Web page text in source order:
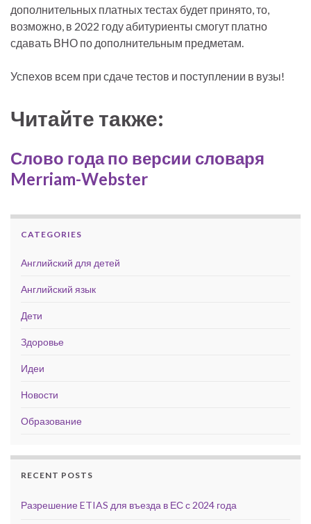
дополнительных платных тестах будет принято, то,
возможно, в 2022 году абитуриенты смогут платно
сдавать ВНО по дополнительным предметам.
Успехов всем при сдаче тестов и поступлении в вузы!
Читайте также:
Слово года по версии словаря
Merriam-Webster
CATEGORIES
Английский для детей
Английский язык
Дети
Здоровье
Идеи
Новости
Образование
RECENT POSTS
Разрешение ETIAS для въезда в ЕС с 2024 года